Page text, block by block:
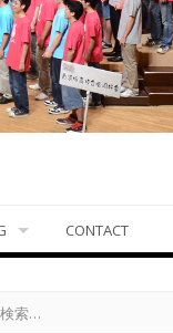
CONTACT
: